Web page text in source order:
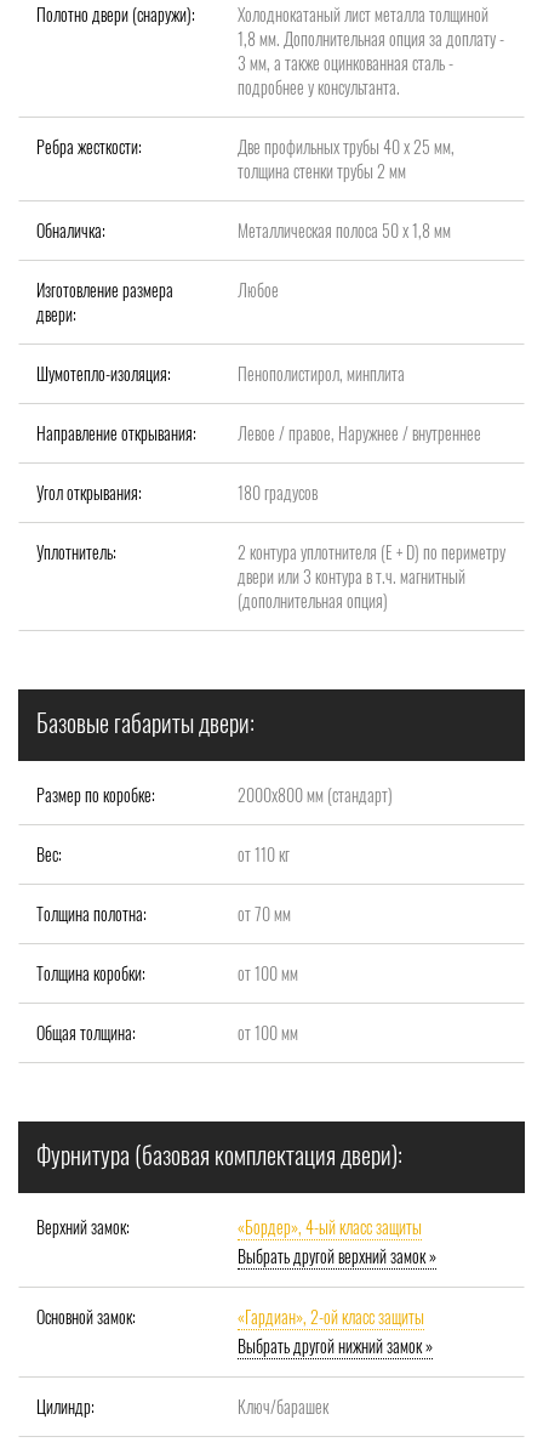
Полотно двери (снаружи):
Холоднокатаный лист металла толщиной
1,8 мм. Дополнительная опция за доплату -
3 мм, а также оцинкованная сталь -
подробнее у консультанта.
Ребра жесткости:
Две профильных трубы 40 х 25 мм,
толщина стенки трубы 2 мм
Обналичка: Металлическая полоса 50 х 1,8 мм
Изготовление размера
двери:
Любое
Шумотепло-изоляция: Пенополистирол, минплита
Направление открывания: Левое / правое, Наружнее / внутреннее
Угол открывания: 180 градусов
Уплотнитель:
2 контура уплотнителя (Е + D) по периметру
двери или 3 контура в т.ч. магнитный
(дополнительная опция)
Базовые габариты двери:
Размер по коробке: 2000x800 мм (стандарт)
Вес: от 110 кг
Толщина полотна: от 70 мм
Толщина коробки: от 100 мм
Общая толщина: от 100 мм
Фурнитура (базовая комплектация двери):
Верхний замок:
«Бордер», 4-ый класс защиты
Выбрать другой верхний замок »
Основной замок:
«Гардиан», 2-ой класс защиты
Выбрать другой нижний замок »
Цилиндр: Ключ/барашек